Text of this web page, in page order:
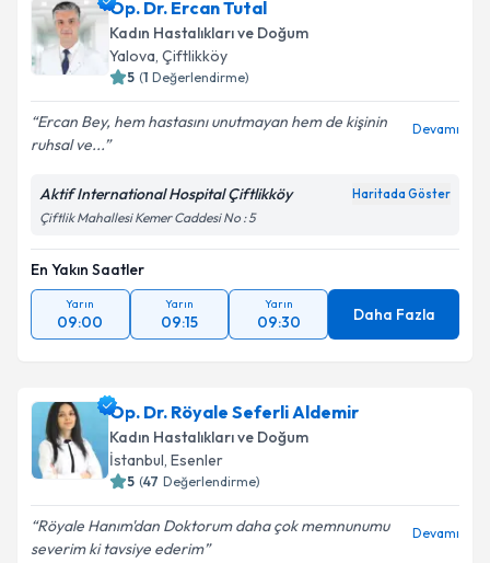
Op. Dr. Ercan Tutal
Kadın Hastalıkları ve Doğum
Yalova, Çiftlikköy
5 (1 Değerlendirme)
Ercan Bey, hem hastasını unutmayan hem de kişinin
ruhsal ve...
Devamı
Aktif International Hospital Çiftlikköy Haritada Göster
Çiftlik Mahallesi Kemer Caddesi No : 5
En Yakın Saatler
Yarın
09:00
Yarın
09:15
Yarın
09:30 Daha Fazla
Op. Dr. Röyale Seferli Aldemir
Kadın Hastalıkları ve Doğum
İstanbul, Esenler
5 (47 Değerlendirme)
Röyale Hanım'dan Doktorum daha çok memnunumu
severim ki tavsiye ederim
Devamı